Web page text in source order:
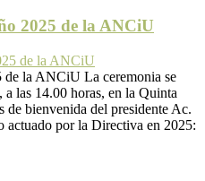
2025 de la ANCiU
de la ANCiU La ceremonia se
las 14.00 horas, en la Quinta
de bienvenida del presidente Ac.
actuado por la Directiva en 2025: